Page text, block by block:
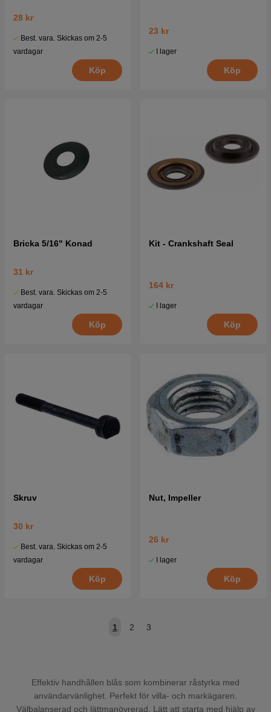
28 kr
Best. vara. Skickas om 2-5
vardagar
Köp
23 kr
I lager
Köp
Bricka 5/16" Konad
31 kr
Best. vara. Skickas om 2-5
vardagar
Köp
Kit - Crankshaft Seal
164 kr
I lager
Köp
Skruv
30 kr
Best. vara. Skickas om 2-5
vardagar
Köp
Nut, Impeller
26 kr
I lager
Köp
1 2 3
Effektiv handhållen blås som kombinerar råstyrka med
användarvänlighet. Perfekt för villa- och markägaren.
Välbalanserad och lättmanövrerad. Lätt att starta med hjälp av